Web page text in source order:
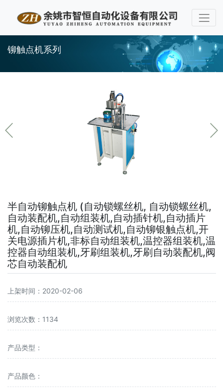
铆触点机系列
半自动铆触点机 (自动锁螺丝机, 自动锁螺丝机,
自动装配机,自动组装机,自动插针机,自动插片
机,自动铆压机,自动测试机,自动铆银触点机,开
关电源插片机,非标自动组装机,温控器组装机,温
控器自动组装机,牙刷组装机,牙刷自动装配机,阀
芯自动装配机
上架时间：2020-02-06
浏览次数：1134
产品类型：
产品颜色：